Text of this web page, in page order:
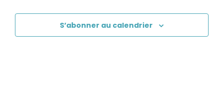
S’abonner au calendrier